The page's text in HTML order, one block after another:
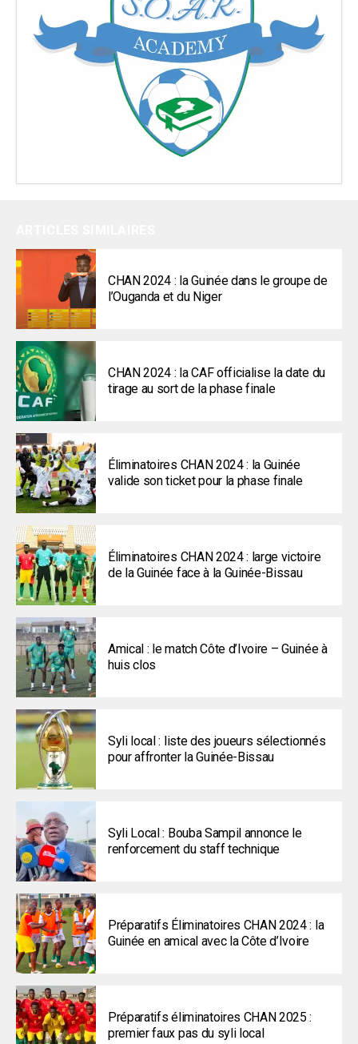
CHAN 2024 : la Guinée dans le groupe de
l’Ouganda et du Niger
CHAN 2024 : la CAF officialise la date du
tirage au sort de la phase finale
Éliminatoires CHAN 2024 : la Guinée
valide son ticket pour la phase finale
Éliminatoires CHAN 2024 : large victoire
de la Guinée face à la Guinée-Bissau
Amical : le match Côte d’Ivoire – Guinée à
huis clos
Syli local : liste des joueurs sélectionnés
pour affronter la Guinée-Bissau
Syli Local : Bouba Sampil annonce le
renforcement du staff technique
Préparatifs Éliminatoires CHAN 2024 : la
Guinée en amical avec la Côte d’Ivoire
Préparatifs éliminatoires CHAN 2025 :
premier faux pas du syli local